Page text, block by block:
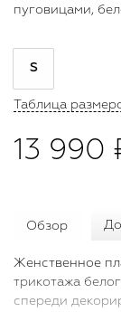
пуговицами,
S
Таблица
13 990
Обзор
Женственное
трикотажа
спереди